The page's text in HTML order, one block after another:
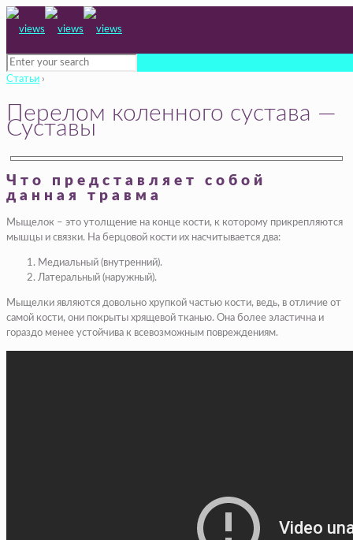
Статьи ›
Перелом коленного сустава —
Суставы
Что представляет собой
данная травма
Мыщелок – это утолщение на конце кости, к которому прикрепляются
мышцы и связки. На берцовой кости их насчитывается два:
Медиальный (внутренний).
Латеральный (наружный).
Мыщелки являются довольно хрупкой частью кости, ведь, в отличие от
самой кости, они покрыты хрящевой тканью. Она более эластична и
гораздо менее устойчива к всевозможным повреждениям.